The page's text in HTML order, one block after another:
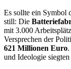
Es sollte ein Symbol
still: Die
mit 3.000
Versprechen der
621 Millionen Euro
und Ideologie